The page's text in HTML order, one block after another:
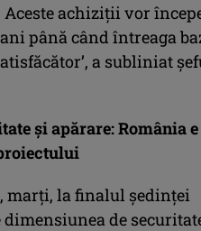
achiziţii vor
până când întreaga
a subliniat
şi apărare: România e
marţi, la finalul şedinţei
dimensiunea de